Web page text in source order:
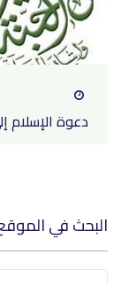
دعوة الإسلام
البحث في